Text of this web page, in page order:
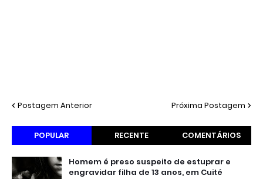
Postagem Anterior Próxima Postagem
POPULAR RECENTE COMENTÁRIOS
Homem é preso suspeito de estuprar e
engravidar filha de 13 anos, em Cuité